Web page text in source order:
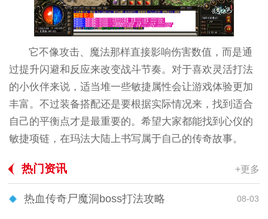
它不像攻击、魔法那样直接影响伤害数值，而是通
过提升闪避和反应来改变战斗节奏。对于喜欢灵活打法
的小伙伴来说，适当堆一些敏捷属性会让游戏体验更加
丰富。不过装备搭配还是要根据实际情况来，找到适合
自己的平衡点才是最重要的。希望大家都能找到心仪的
敏捷项链，在玛法大陆上书写属于自己的传奇故事。
热门资讯 +更多
热血传奇尸魔洞boss打法攻略 08-03